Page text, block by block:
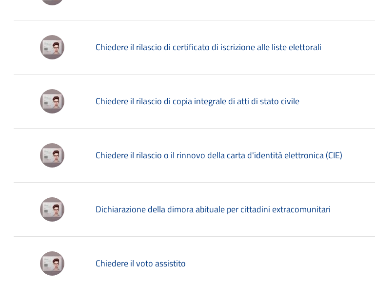
Chiedere il rilascio di certificato di iscrizione alle liste elettorali
Chiedere il rilascio di copia integrale di atti di stato civile
Chiedere il rilascio o il rinnovo della carta d'identità elettronica (CIE)
Dichiarazione della dimora abituale per cittadini extracomunitari
Chiedere il voto assistito